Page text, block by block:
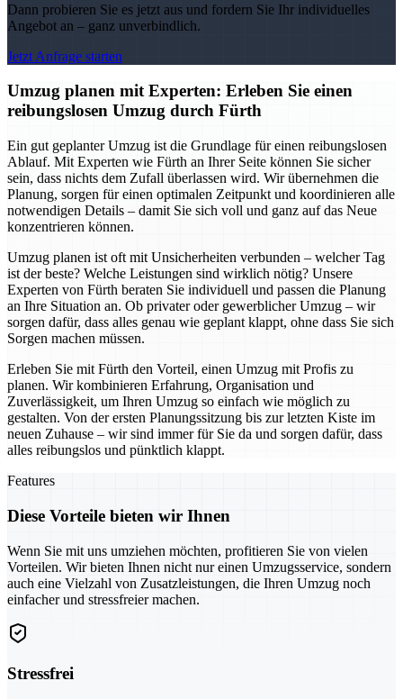
Dann probieren Sie es jetzt aus und fordern Sie Ihr individuelles
Angebot an – ganz unverbindlich.
Jetzt Anfrage starten
Umzug planen mit Experten: Erleben Sie einen
reibungslosen Umzug durch Fürth
Ein gut geplanter Umzug ist die Grundlage für einen reibungslosen
Ablauf. Mit Experten wie Fürth an Ihrer Seite können Sie sicher
sein, dass nichts dem Zufall überlassen wird. Wir übernehmen die
Planung, sorgen für einen optimalen Zeitpunkt und koordinieren alle
notwendigen Details – damit Sie sich voll und ganz auf das Neue
konzentrieren können.
Umzug planen ist oft mit Unsicherheiten verbunden – welcher Tag
ist der beste? Welche Leistungen sind wirklich nötig? Unsere
Experten von Fürth beraten Sie individuell und passen die Planung
an Ihre Situation an. Ob privater oder gewerblicher Umzug – wir
sorgen dafür, dass alles genau wie geplant klappt, ohne dass Sie sich
Sorgen machen müssen.
Erleben Sie mit Fürth den Vorteil, einen Umzug mit Profis zu
planen. Wir kombinieren Erfahrung, Organisation und
Zuverlässigkeit, um Ihren Umzug so einfach wie möglich zu
gestalten. Von der ersten Planungssitzung bis zur letzten Kiste im
neuen Zuhause – wir sind immer für Sie da und sorgen dafür, dass
alles reibungslos und pünktlich klappt.
Features
Diese Vorteile bieten wir Ihnen
Wenn Sie mit uns umziehen möchten, profitieren Sie von vielen
Vorteilen. Wir bieten Ihnen nicht nur einen Umzugsservice, sondern
auch eine Vielzahl von Zusatzleistungen, die Ihren Umzug noch
einfacher und stressfreier machen.
Stressfrei